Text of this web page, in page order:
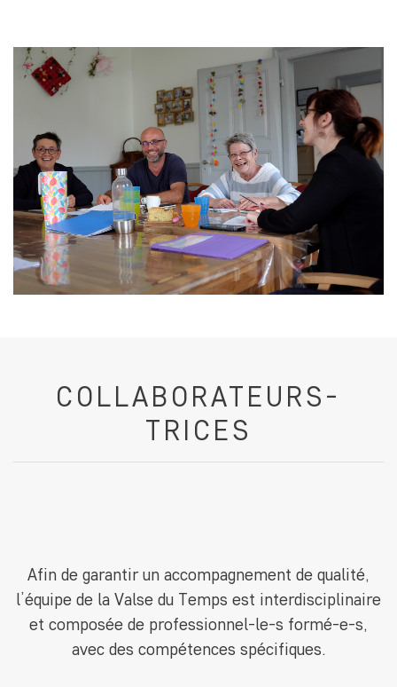
COLLABORATEURS-
TRICES
Afin de garantir un accompagnement de qualité,
l’équipe de la Valse du Temps est interdisciplinaire
et composée de professionnel-le-s formé-e-s,
avec des compétences spécifiques.